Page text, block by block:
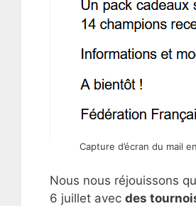
Capture d’écran du mail
Nous nous réjouissons
6 juillet avec des